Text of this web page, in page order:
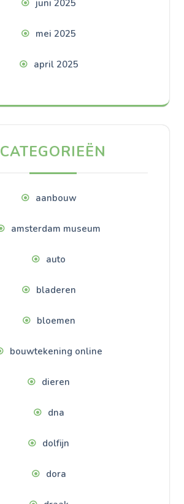
juni 2025
mei 2025
april 2025
CATEGORIEËN
aanbouw
amsterdam museum
auto
bladeren
bloemen
bouwtekening online
dieren
dna
dolfijn
dora